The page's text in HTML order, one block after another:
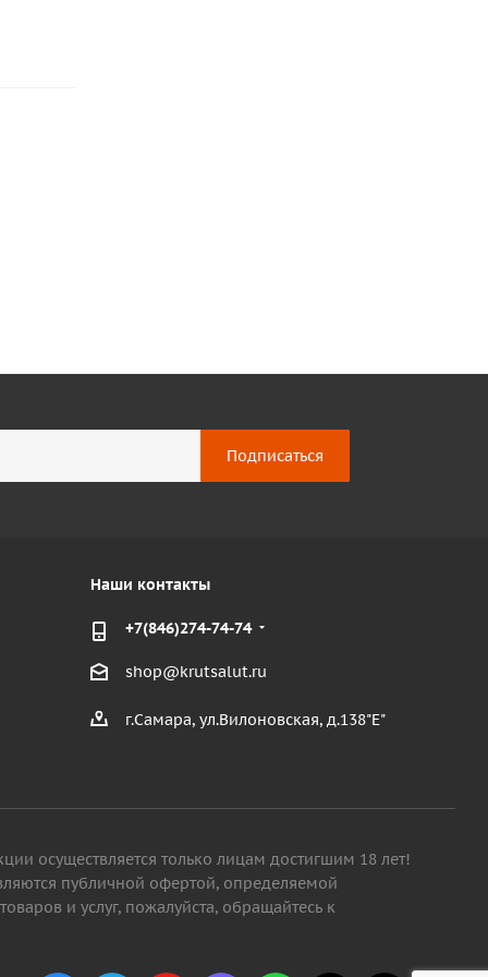
Наши контакты
+7(846)274-74-74
shop@krutsalut.ru
г.Самара, ул.Вилоновская, д.138"Е"
осуществляется только лицам достигшим 18 лет!
публичной офертой, определяемой
и услуг, пожалуйста, обращайтесь к